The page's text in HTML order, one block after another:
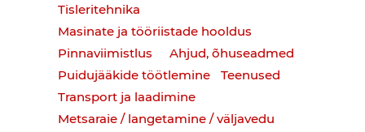
Tisleritehnika
Masinate ja tööriistade hooldus
Pinnaviimistlus
Ahjud, õhuseadmed
Puidujääkide töötlemine
Teenused
Transport ja laadimine
Metsaraie / langetamine / väljavedu